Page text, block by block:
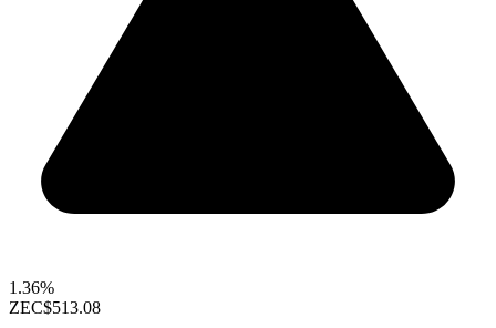
1.36%
ZEC$513.08